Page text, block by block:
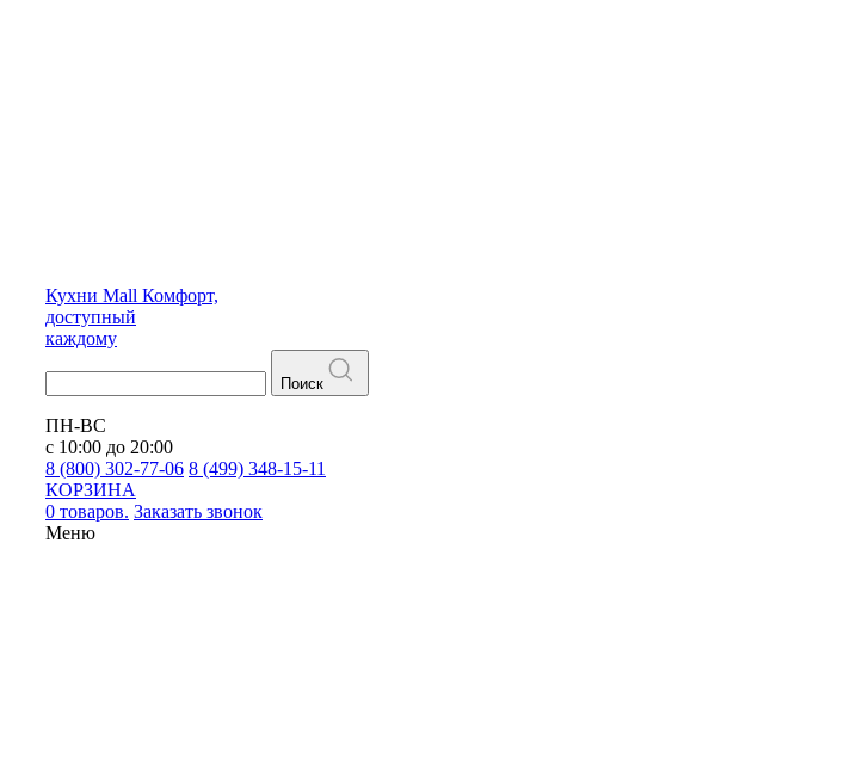
Кухни Mall Комфорт,
доступный
каждому
Поиск
ПН-ВС
с 10:00 до 20:00
8 (800) 302-77-06 8 (499) 348-15-11
КОРЗИНА
0 товаров. Заказать звонок
Меню